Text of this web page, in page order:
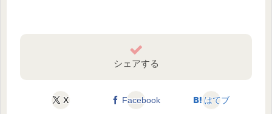
シェアする
X Facebook はてブ